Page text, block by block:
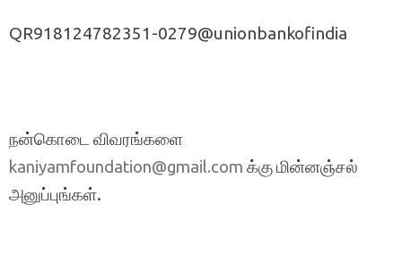
QR918124782351-0279@unionbankofindia
நன்கொடை விவரங்களை
kaniyamfoundation@gmail.com க்கு மின்னஞ்சல்
அனுப்புங்கள்.